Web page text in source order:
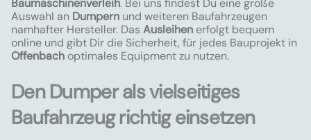
Baumaschinenverleih. Bei uns findest Du eine große
Auswahl an Dumpern und weiteren Baufahrzeugen
namhafter Hersteller. Das Ausleihen erfolgt bequem
online und gibt Dir die Sicherheit, für jedes Bauprojekt in
Offenbach optimales Equipment zu nutzen.
Den Dumper als vielseitiges
Baufahrzeug richtig einsetzen